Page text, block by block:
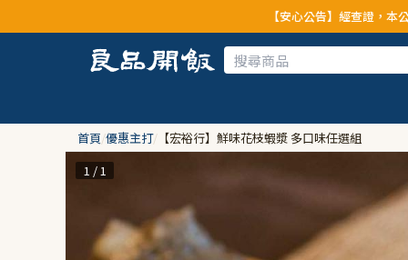
【安心公告】經查證，本公司全品項與上游供
首頁/優惠主打/ 【宏裕行】鮮味花枝蝦漿 多口味任選組
1 / 1